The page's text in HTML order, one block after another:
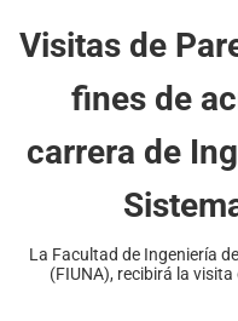
Visitas de
fines de
carrera de
La Facultad de Ingeniería
(FIUNA), recibirá la